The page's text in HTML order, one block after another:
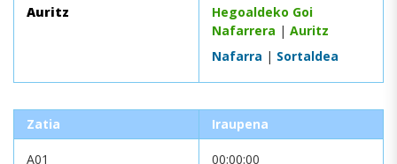
Auritz
Hegoaldeko Goi
Nafarrera | Auritz
Nafarra | Sortaldea
Zatia Iraupena
A01
00:00:00